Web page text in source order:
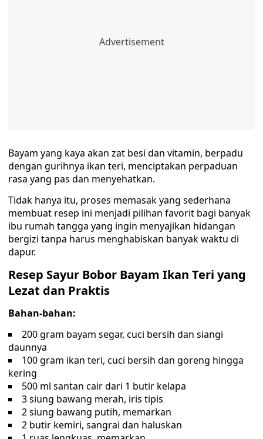
Bayam yang kaya akan zat besi dan vitamin, berpadu
dengan gurihnya ikan teri, menciptakan perpaduan
rasa yang pas dan menyehatkan.
Tidak hanya itu, proses memasak yang sederhana
membuat resep ini menjadi pilihan favorit bagi banyak
ibu rumah tangga yang ingin menyajikan hidangan
bergizi tanpa harus menghabiskan banyak waktu di
dapur.
Resep Sayur Bobor Bayam Ikan Teri yang
Lezat dan Praktis
Bahan-bahan:
200 gram bayam segar, cuci bersih dan siangi
daunnya
100 gram ikan teri, cuci bersih dan goreng hingga
kering
500 ml santan cair dari 1 butir kelapa
3 siung bawang merah, iris tipis
2 siung bawang putih, memarkan
2 butir kemiri, sangrai dan haluskan